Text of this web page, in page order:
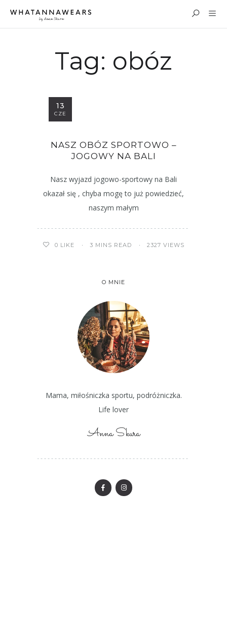
Tag: obóz
13
CZE
NASZ OBÓZ SPORTOWO –
JOGOWY NA BALI
Nasz wyjazd jogowo-sportowy na Bali
okazał się , chyba mogę to już powiedzieć,
naszym małym
0 LIKE 3 MINS READ 2327 VIEWS
O MNIE
Mama, miłośniczka sportu, podróżniczka.
Life lover
Anna Skura